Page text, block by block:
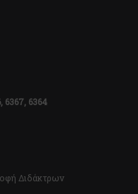
6367, 6364
Διδάκτρων